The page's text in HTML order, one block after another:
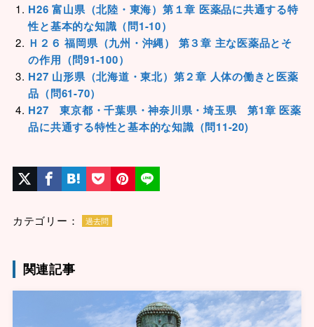
H26 富山県（北陸・東海）第１章 医薬品に共通する特
性と基本的な知識（問1-10）
Ｈ２６ 福岡県（九州・沖縄） 第３章 主な医薬品とそ
の作用（問91-100）
H27 山形県（北海道・東北）第２章 人体の働きと医薬
品（問61-70）
H27 東京都・千葉県・神奈川県・埼玉県 第1章 医薬
品に共通する特性と基本的な知識（問11-20)
カテゴリー： 過去問
関連記事